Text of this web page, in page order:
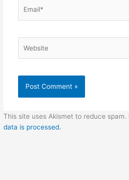
This site uses Akismet to reduce spam.
data is processed.